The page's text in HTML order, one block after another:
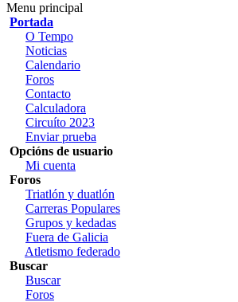
Menu principal
Portada
O Tempo
Noticias
Calendario
Foros
Contacto
Calculadora
Circuíto 2023
Enviar prueba
Opcións de usuario
Mi cuenta
Foros
Triatlón y duatlón
Carreras Populares
Grupos y kedadas
Fuera de Galicia
Atletismo federado
Buscar
Buscar
Foros